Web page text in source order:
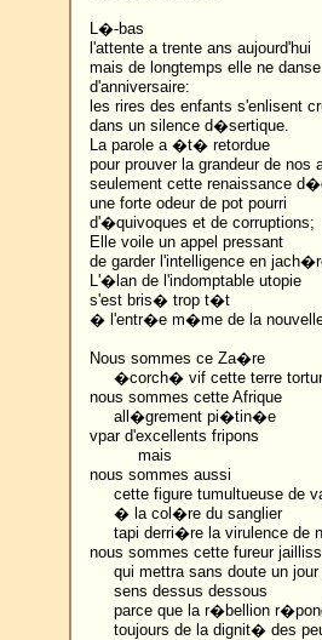
L�-bas
l'attente a trente ans aujourd'hui
mais de longtemps elle ne
d'anniversaire:
les rires des enfants s'enlisent
dans un silence d�sertique.
La parole a �t� retordue
pour prouver la grandeur de nos
seulement cette renaissance
une forte odeur de pot pourri
d'�quivoques et de corruptions;
Elle voile un appel pressant
de garder l'intelligence en
L'�lan de l'indomptable utopie
s'est bris� trop t�t
� l'entr�e m�me de la
Nous sommes ce Za�re
�corch� vif cette terre
nous sommes cette Afrique
all�grement pi�tin�e
vpar d'excellents fripons
mais
nous sommes aussi
cette figure tumultueuse de
� la col�re du sanglier
tapi derri�re la virulence de
nous sommes cette fureur
qui mettra sans doute un jour
sens dessus dessous
parce que la r�bellion
toujours de la dignit� des